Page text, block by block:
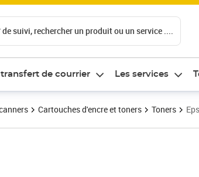
de suivi, rechercher un produit ou un service ....
transfert de courrier Les services
Cartouches d'encre et toners Toners